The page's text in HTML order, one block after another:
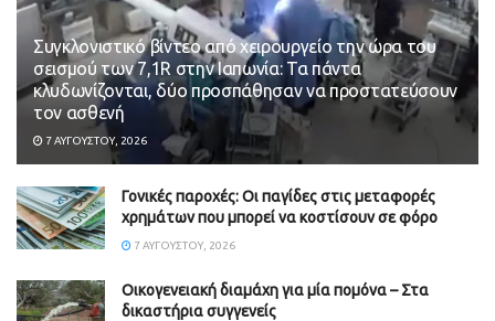
Συγκλονιστικό βίντεο από χειρουργείο την ώρα του
σεισμού των 7,1R στην Ιαπωνία: Τα πάντα
κλυδωνίζονται, δύο προσπάθησαν να προστατεύσουν
τον ασθενή
7 ΑΥΓΟΎΣΤΟΥ, 2026
Γονικές παροχές: Οι παγίδες στις μεταφορές
χρημάτων που μπορεί να κοστίσουν σε φόρο
7 ΑΥΓΟΎΣΤΟΥ, 2026
Οικογενειακή διαμάχη για μία πομόνα – Στα
δικαστήρια συγγενείς